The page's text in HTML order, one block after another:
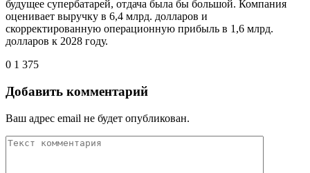
будущее супербатарей, отдача была бы большой. Компания
оценивает выручку в 6,4 млрд. долларов и
скорректированную операционную прибыль в 1,6 млрд.
долларов к 2028 году.
0 1 375
Добавить комментарий
Ваш адрес email не будет опубликован.